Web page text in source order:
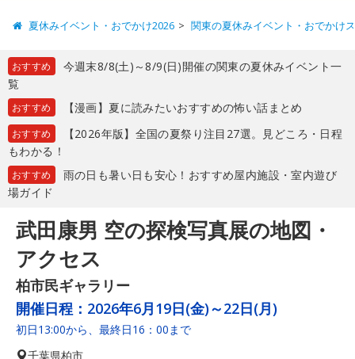
夏休みイベント・おでかけ2026 関東の夏休みイベント・おでかけ
おすすめ
今週末8/8(土)～8/9(日)開催の関東の夏休みイベント一
覧
おすすめ 【漫画】夏に読みたいおすすめの怖い話まとめ
おすすめ
【2026年版】全国の夏祭り注目27選。見どころ・日程
もわかる！
おすすめ
雨の日も暑い日も安心！おすすめ屋内施設・室内遊び
場ガイド
武田康男 空の探検写真展の地図・
アクセス
柏市民ギャラリー
開催日程： 2026年6月19日(金)～22日(月)
初日13:00から、最終日16：00まで
千葉県柏市